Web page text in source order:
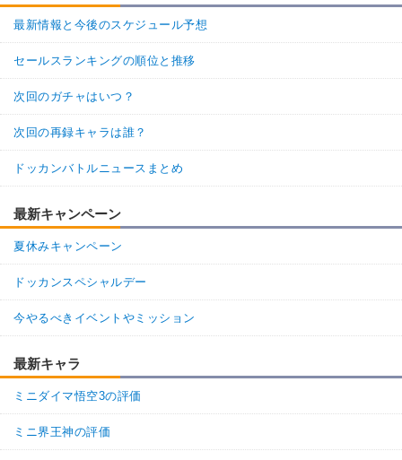
最新情報と今後のスケジュール予想
セールスランキングの順位と推移
次回のガチャはいつ？
次回の再録キャラは誰？
ドッカンバトルニュースまとめ
最新キャンペーン
夏休みキャンペーン
ドッカンスペシャルデー
今やるべきイベントやミッション
最新キャラ
ミニダイマ悟空3の評価
ミニ界王神の評価